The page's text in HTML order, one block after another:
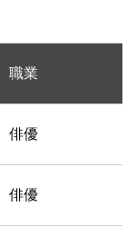
職業
俳優
俳優